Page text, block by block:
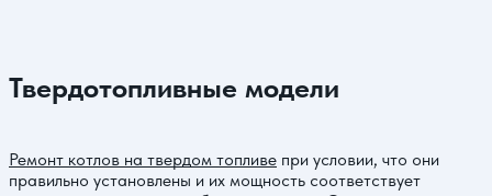
Твердотопливные модели
Ремонт котлов на твердом топливе при условии, что они
правильно установлены и их мощность соответствует